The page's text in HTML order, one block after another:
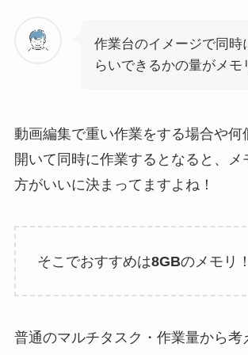
作業台のイメージで同時
らいできるかの量がメモ
動画編集で重い作業をする場合や何
開いて同時に作業するとなると、メ
方がいいに決まってますよね！
そこでおすすめは8GBのメモリ！
普通のマルチタスク・作業量から考